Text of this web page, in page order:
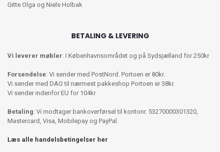
Gitte Olga og Niels Holbak
BETALING & LEVERING
Vi leverer møbler: I Københavnsområdet og på Sydsjælland for 250kr
Forsendelse: Vi sender med PostNord. Portoen er 80kr.
Vi sender med DAO til nærmest pakkeshop Portoen er 38kr.
Vi sender indenfor EU for 104kr
Betaling: Vi modtager bankoverførsel til kontonr. 53270000301320,
Mastercard, Visa, Mobilepay og PayPal.
Læs alle handelsbetingelser her